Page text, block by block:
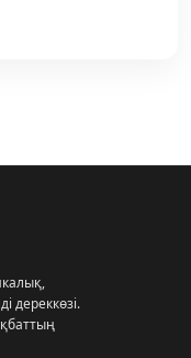
дереккөзі.